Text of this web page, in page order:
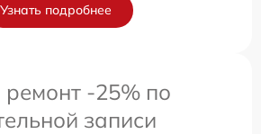
Узнать подробнее
-25% по
записи